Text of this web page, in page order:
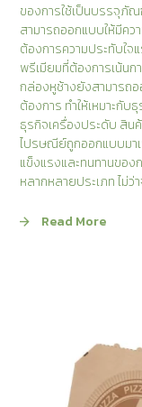
ของการใช้เป็นบรรจุภั
สามารถออกแบบให้มีคว
ต้องการความประทับใจ
พรีเมียมที่ต้องการเน้น
กล่องหูช้างยังสามารถ
ต้องการ ทำให้เหมาะกับ
ธุรกิจเครื่องประดับ สิน
ไปรษณีย์ถูกออกแบบมา
แข็งแรงและทนทานขอ
หลากหลายประเภท ไม่
Read More